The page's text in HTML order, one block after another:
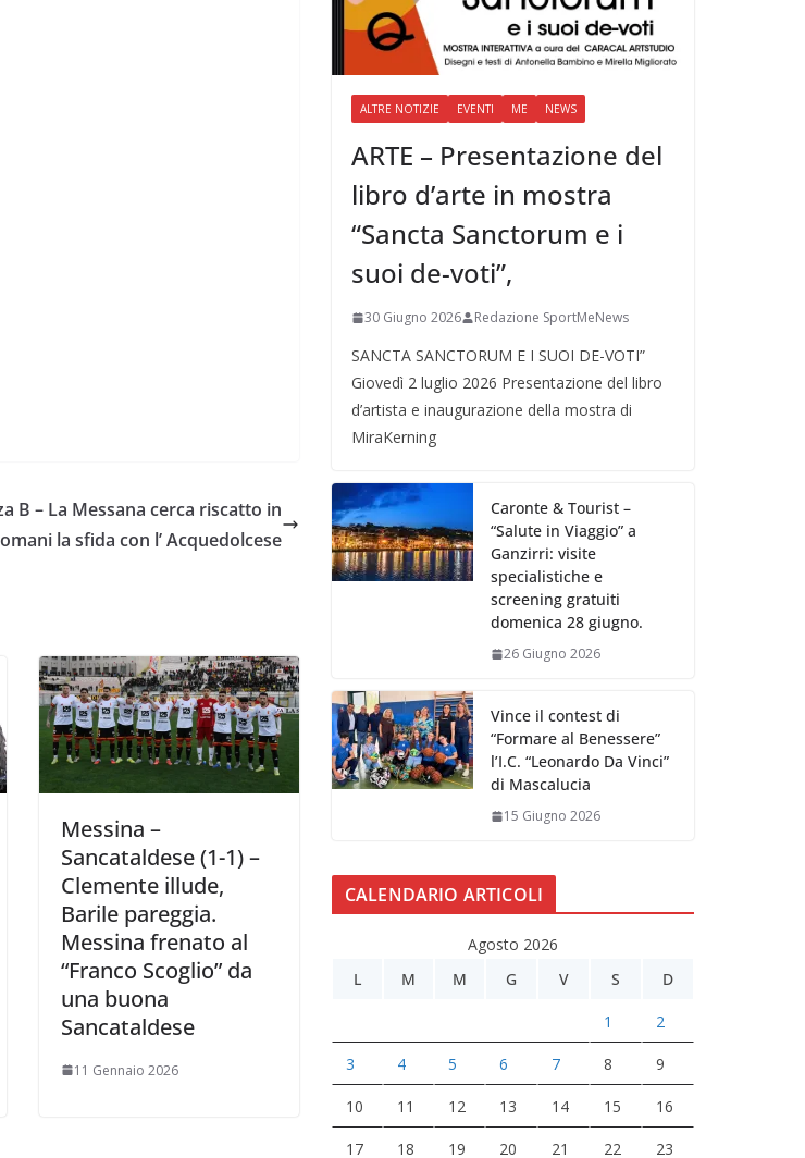
B – La Messana cerca riscatto in
la sfida con l’ Acquedolcese
Messina –
Sancataldese (1-1) –
Clemente illude,
Barile pareggia.
Messina frenato al
“Franco Scoglio” da
una buona
Sancataldese
11 Gennaio 2026
ALTRE NOTIZIE EVENTI ME NEWS
ARTE – Presentazione del
libro d’arte in mostra
“Sancta Sanctorum e i
suoi de-voti”,
30 Giugno 2026 Redazione SportMeNews
SANCTA SANCTORUM E I SUOI DE-VOTI”
Giovedì 2 luglio 2026 Presentazione del libro
d’artista e inaugurazione della mostra di
MiraKerning
Caronte & Tourist –
“Salute in Viaggio” a
Ganzirri: visite
specialistiche e
screening gratuiti
domenica 28 giugno.
26 Giugno 2026
Vince il contest di
“Formare al Benessere”
l’I.C. “Leonardo Da Vinci”
di Mascalucia
15 Giugno 2026
CALENDARIO ARTICOLI
Agosto 2026
L
M M G V S D
1 2
3 4 5 6 7 8 9
10 11 12 13 14 15 16
17 18 19 20 21 22 23